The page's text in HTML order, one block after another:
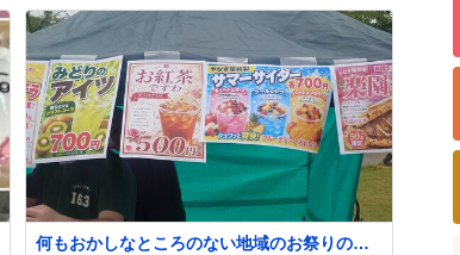
何もおかしなところのない地域のお祭りの屋